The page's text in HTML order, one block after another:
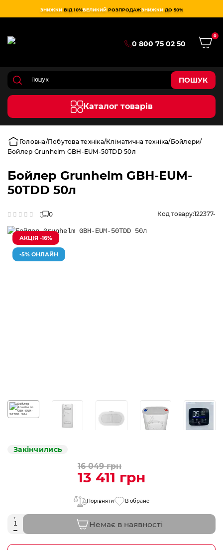
ЗНИЖКИ ВІД 10%ВЕЛИКИЙ РОЗПРОДАЖЗНИЖКИ ДО 50%
0 800 75 02 50
0
ПОШУК
Каталог товарів
Головна Побутова техніка Кліматична техніка Бойлери
Бойлер Grunhelm GBH-EUM-50TDD 50л
Бойлер Grunhelm GBH-EUM-
50TDD 50л
0 Код товару:122377-
АКЦІЯ -16%
-5% ОНЛАЙН
Закінчились
16 049 грн
13 411 грн
Порівняти В обране
Немає в наявності